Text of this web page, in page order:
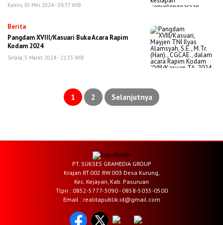
Kamis, 30 Mei 2024 - 08:37 WIB
Berita
Pangdam XVIII/Kasuari Buka Acara Rapim
Kodam 2024
Selasa, 5 Maret 2024 - 21:33 WIB
Paginasi
1 2 Selanjutnya
PT. SUKSES GRAMEDIA GROUP
Krajan RT.002 RW.003 Desa Kurung,
Kec. Kejayan, Kab. Pasuruan
Tlpn : 0852-5777-3090 - 0858-5035-0500
Email : realitapublik.id@gmail.com